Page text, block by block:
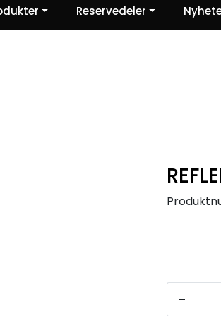
Ris og ros Reservedeler
-